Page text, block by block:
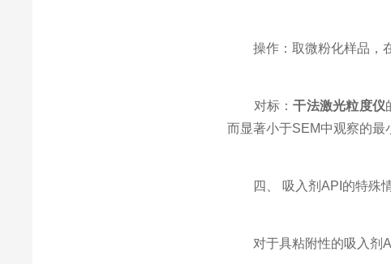
操作：取微粉化样品，在
对标：干法激光粒度仪
而显著小于SEM中观察的最
四、 吸入剂API的特殊情
对于具粘附性的吸入剂